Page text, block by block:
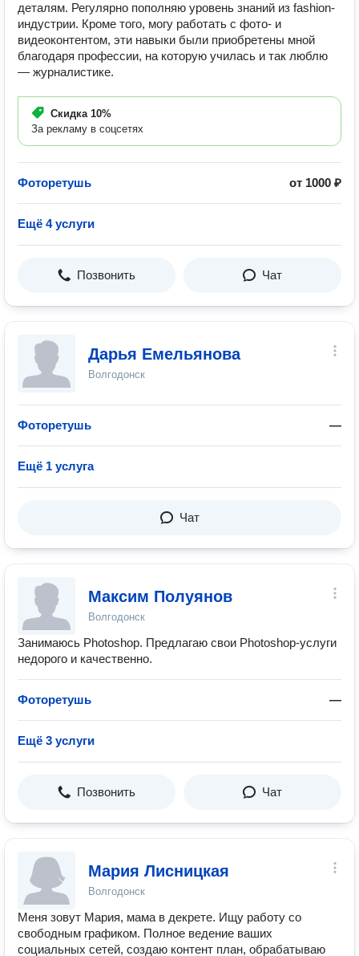
деталям. Регулярно пополняю уровень знаний из fashion-
индустрии. Кроме того, могу работать с фото- и
видеоконтентом, эти навыки были приобретены мной
благодаря профессии, на которую училась и так люблю
— журналистике.
Скидка 10%
За рекламу в соцсетях
Фоторетушь от 1000 ₽
Ещё 4 услуги
Позвонить Чат
Дарья Емельянова
Волгодонск
Фоторетушь —
Ещё 1 услуга
Чат
Максим Полуянов
Волгодонск
Занимаюсь Photoshop. Предлагаю свои Photoshop-услуги
недорого и качественно.
Фоторетушь —
Ещё 3 услуги
Позвонить Чат
Мария Лисницкая
Волгодонск
Меня зовут Мария, мама в декрете. Ищу работу со
свободным графиком. Полное ведение ваших
социальных сетей, создаю контент план, обрабатываю